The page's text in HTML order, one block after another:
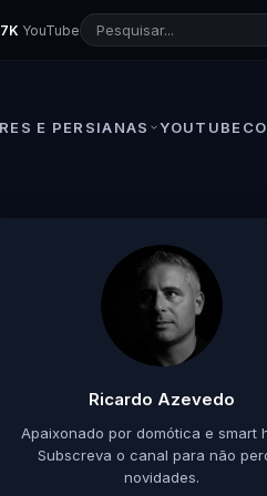
YouTube
E PERSIANAS YOUTUBE
Ricardo Azevedo
Apaixonado por domótica e smart
Subscreva o canal para não
novidades.